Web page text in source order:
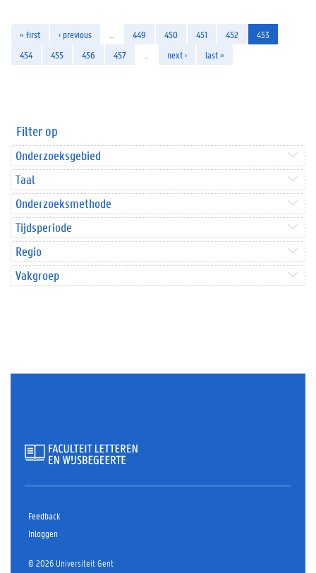
« first ‹ previous 449 450 451 452
453
454
455 456 457 next › last »
Filter op
Onderzoeksgebied
Taal
Onderzoeksmethode
Tijdsperiode
Regio
Vakgroep
Feedback
Inloggen
© 2026 Universiteit Gent